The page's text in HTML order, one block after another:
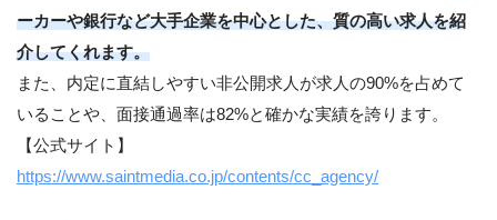
ーカーや銀行など大手企業を中心とした、質の高い求人を紹
介してくれます。
また、内定に直結しやすい非公開求人が求人の90%を占めて
いることや、面接通過率は82%と確かな実績を誇ります。
【公式サイト】
https://www.saintmedia.co.jp/contents/cc_agency/